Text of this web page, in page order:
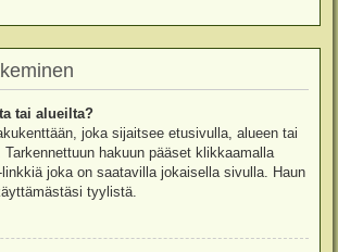
tai alueilta?
joka sijaitsee etusivulla, alueen tai
hakuun pääset klikkaamalla
linkkiä joka on saatavilla jokaisella sivulla. Haun
tyylistä.